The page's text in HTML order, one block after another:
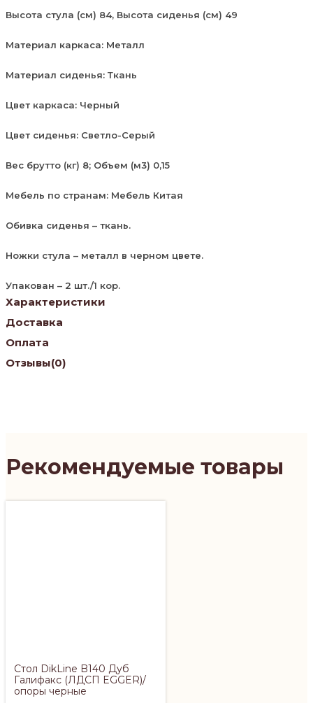
Высота стула (см) 84, Высота сиденья (см) 49
Материал каркаса: Металл
Материал сиденья: Ткань
Цвет каркаса: Черный
Цвет сиденья: Светло-Серый
Вес брутто (кг) 8; Объем (м3) 0,15
Мебель по странам: Мебель Китая
Обивка сиденья – ткань.
Ножки стула – металл в черном цвете.
Упакован – 2 шт./1 кор.
Характеристики
Доставка
Оплата
Отзывы(0)
Рекомендуемые товары
Стол DikLine B140 Дуб
Галифакс (ЛДСП EGGER)/
опоры черные